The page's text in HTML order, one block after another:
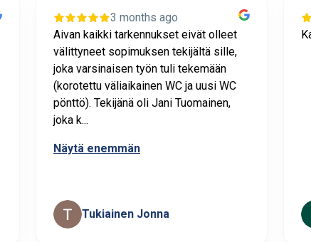
3 months ago
Aivan kaikki tarkennukset eivät olleet
välittyneet sopimuksen tekijältä sille,
joka varsinaisen työn tuli tekemään
(korotettu väliaikainen WC ja uusi WC
pönttö). Tekijänä oli Jani Tuomainen,
joka k...
Näytä enemmän
Tukiainen Jonna